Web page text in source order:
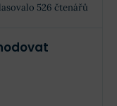
526 čtenářů